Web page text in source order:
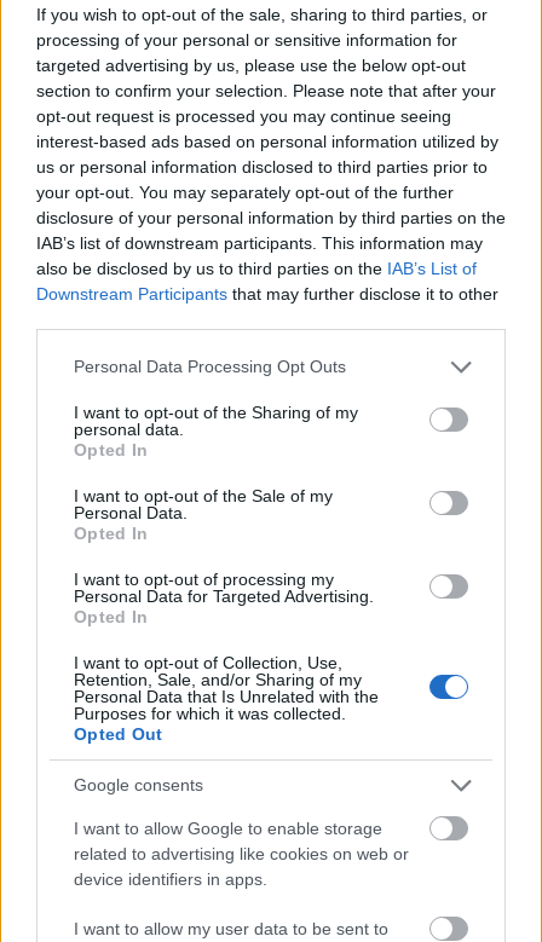
If you wish to opt-out of the sale, sharing to third parties, or
processing of your personal or sensitive information for
targeted advertising by us, please use the below opt-out
section to confirm your selection. Please note that after your
opt-out request is processed you may continue seeing
interest-based ads based on personal information utilized by
us or personal information disclosed to third parties prior to
your opt-out. You may separately opt-out of the further
disclosure of your personal information by third parties on the
IAB’s list of downstream participants. This information may
also be disclosed by us to third parties on the IAB’s List of
Downstream Participants that may further disclose it to other
Please note that this website/app uses one or more Google
not limited to your visit or usage behaviour. You may click to
grant or deny consent to Google and its third-party tags to
use your data for below specified purposes in below Google
consent section.
Personal Data Processing Opt Outs
I want to opt-out of the Sharing of my
personal data.
Opted In
I want to opt-out of the Sale of my
Personal Data.
Opted In
I want to opt-out of processing my
Personal Data for Targeted Advertising.
Opted In
I want to opt-out of Collection, Use,
Retention, Sale, and/or Sharing of my
Personal Data that Is Unrelated with the
Purposes for which it was collected.
Opted Out
Google consents
I want to allow Google to enable storage
related to advertising like cookies on web or
device identifiers in apps.
I want to allow my user data to be sent to
και Σουηδία.
Η θέση της Ελλάδας στις επιμέρους
κατηγορίες δεικτών του ΙMD
Οικονομική Αποδοτικότητα
δύο θέσεις, από την 53η στην 51η θέση.